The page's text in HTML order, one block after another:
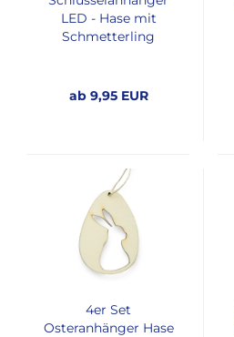
LED - Hase mit
Schmetterling
ab 9,95 EUR
4er Set
Osteranhänger Hase